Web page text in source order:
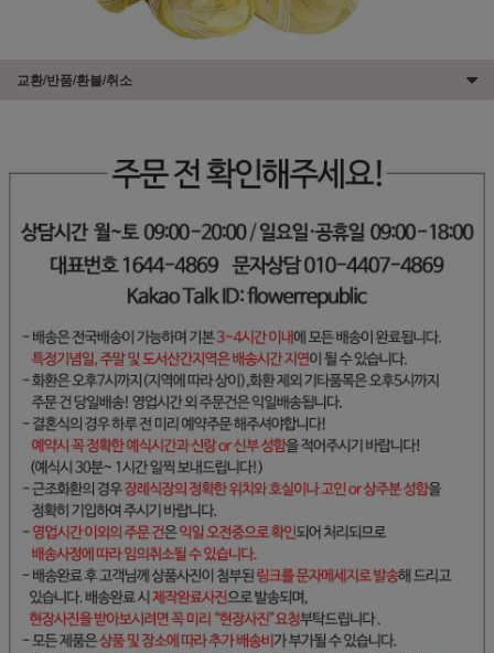
교환/반품/환불/취소